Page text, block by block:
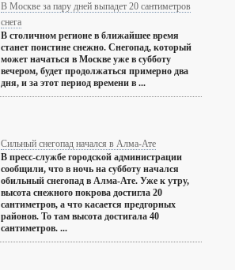
В Москве за пару дней выпадет 20 сантиметров
снега
В столичном регионе в ближайшее время
станет поистине снежно. Снегопад, который
может начаться в Москве уже в субботу
вечером, будет продолжаться примерно два
дня, и за этот период времени в ...
Сильный снегопад начался в Алма-Ате
В пресс-службе городской администрации
сообщили, что в ночь на субботу начался
обильный снегопад в Алма-Ате. Уже к утру,
высота снежного покрова достигла 20
сантиметров, а что касается предгорных
районов. То там высота достигала 40
сантиметров. ...